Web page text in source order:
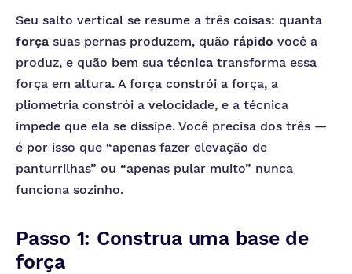
Seu salto vertical se resume a três coisas: quanta
força suas pernas produzem, quão rápido você a
produz, e quão bem sua técnica transforma essa
força em altura. A força constrói a força, a
pliometria constrói a velocidade, e a técnica
impede que ela se dissipe. Você precisa dos três —
é por isso que “apenas fazer elevação de
panturrilhas” ou “apenas pular muito” nunca
funciona sozinho.
Passo 1: Construa uma base de
força